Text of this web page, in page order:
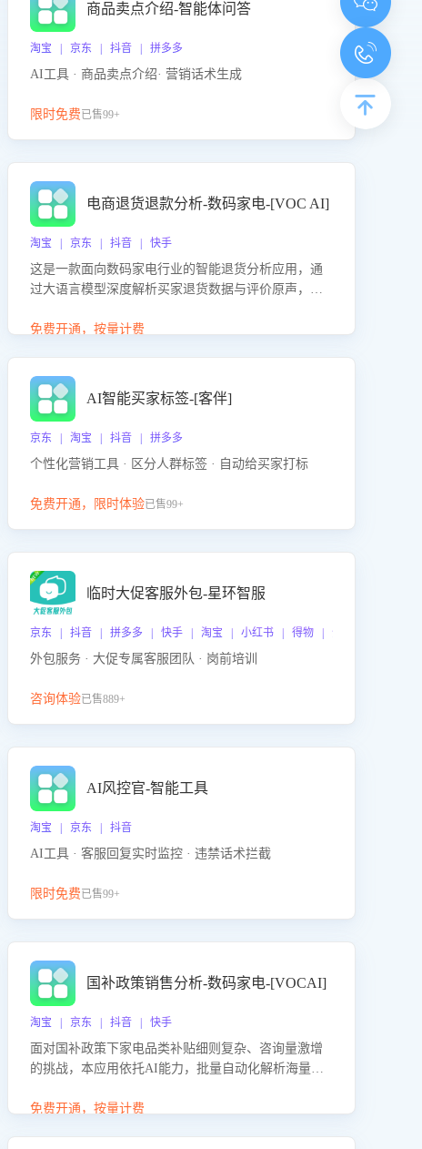
商品卖点介绍-智能体问答
淘宝 | 京东 | 抖音 | 拼多多
AI工具 · 商品卖点介绍· 营销话术生成
限时免费已售99+
电商退货退款分析-数码家电-[VOC AI]
淘宝 | 京东 | 抖音 | 快手
这是一款面向数码家电行业的智能退货分析应用，通
过大语言模型深度解析买家退货数据与评价原声，精
因，并输出可落地的改进建议，通过挖掘用户痛点驱
免费开通，按量计费
AI智能买家标签-[客伴]
京东 | 淘宝 | 抖音 | 拼多多
个性化营销工具 · 区分人群标签 · 自动给买家打标
免费开通，限时体验已售99+
临时大促客服外包-星环智服
京东 | 抖音 | 拼多多 | 快手 | 淘宝 | 小红书 | 得物 | 企业微信
外包服务 · 大促专属客服团队 · 岗前培训
咨询体验已售889+
AI风控官-智能工具
淘宝 | 京东 | 抖音
AI工具 · 客服回复实时监控 · 违禁话术拦截
限时免费已售99+
国补政策销售分析-数码家电-[VOCAI]
淘宝 | 京东 | 抖音 | 快手
面对国补政策下家电品类补贴细则复杂、咨询量激增
的挑战，本应用依托AI能力，批量自动化解析海量客
政策的关注焦点与购买意向，深度洞察决策动因。同
免费开通，按量计费